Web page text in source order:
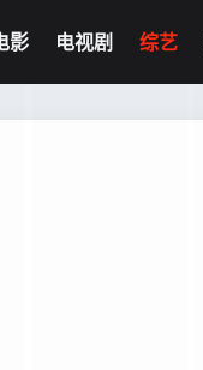
影 电视剧 综艺